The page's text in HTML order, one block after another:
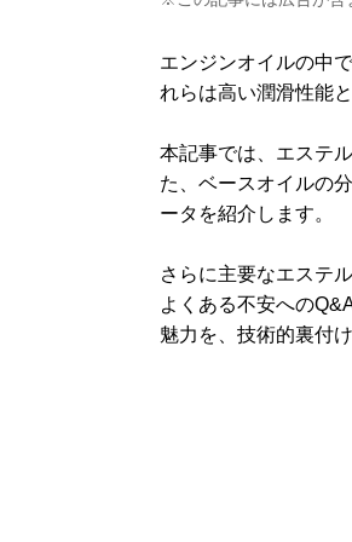
エンジンオイルの中
れらは高い潤滑性能
本記事では、エステ
た、ベースオイルの
ータを紹介します。
さらに主要なエステ
よくある不安への
魅力を、技術的裏付